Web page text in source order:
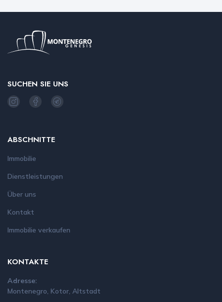
SUCHEN SIE UNS
ABSCHNITTE
Immobilie
Dienstleistungen
Über uns
Kontakt
Immobilie verkaufen
KONTAKTE
Adresse:
Montenegro, Kotor, Altstadt